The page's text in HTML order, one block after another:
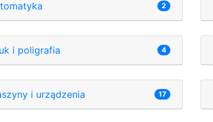
2
i poligrafia 4
i urządzenia 17